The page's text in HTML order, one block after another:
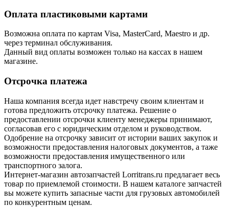
Оплата пластиковыми картами
Возможна оплата по картам Visa, MasterCard, Maestro и др.
через терминал обслуживания.
Данный вид оплаты возможен только на кассах в нашем
магазине.
Отсрочка платежа
Наша компания всегда идет навстречу своим клиентам и
готова предложить отсрочку платежа. Решение о
предоставлении отсрочки клиенту менеджеры принимают,
согласовав его с юридическим отделом и руководством.
Одобрение на отсрочку зависит от истории ваших закупок и
возможности предоставления налоговых документов, а таже
возможности предоставления имущественного или
транспортного залога.
Интернет-магазин автозапчастей Lorritrans.ru предлагает весь
товар по приемлемой стоимости. В нашем каталоге запчастей
вы можете купить запасные части для грузовых автомобилей
по конкурентным ценам.